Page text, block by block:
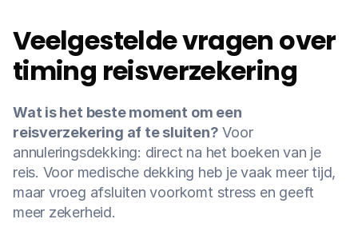
Veelgestelde vragen over
timing reisverzekering
Wat is het beste moment om een
reisverzekering af te sluiten? Voor
annuleringsdekking: direct na het boeken van je
reis. Voor medische dekking heb je vaak meer tijd,
maar vroeg afsluiten voorkomt stress en geeft
meer zekerheid.